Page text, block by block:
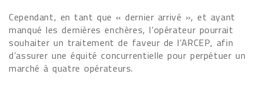
Cependant, en tant que « dernier arrivé », et ayant
manqué les dernières enchères, l’opérateur pourrait
souhaiter un traitement de faveur de l’ARCEP, afin
d’assurer une équité concurrentielle pour perpétuer un
marché à quatre opérateurs.